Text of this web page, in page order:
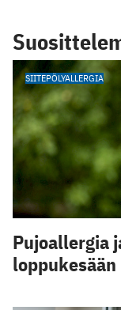
SIITEPÖLYALLERGIA
Pujoallergia
loppukesään